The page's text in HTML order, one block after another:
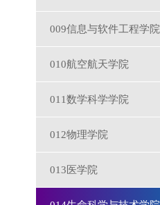
009信息与软件工程学院
010航空航天学院
011数学科学学院
012物理学院
013医学院